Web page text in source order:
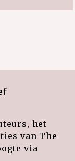
het
van The
via